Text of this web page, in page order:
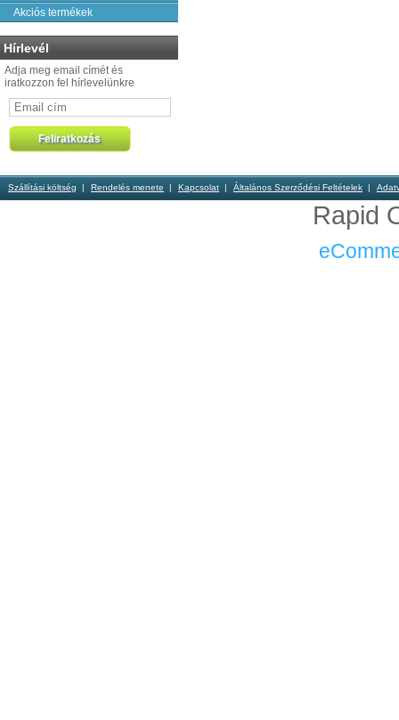
Akciós termékek
Hírlevél
Adja meg email címét és
iratkozzon fel hírlevelünkre
Szállítási költség Rendelés menete Kapcsolat Általános Szerződési Feltételek
Rapid